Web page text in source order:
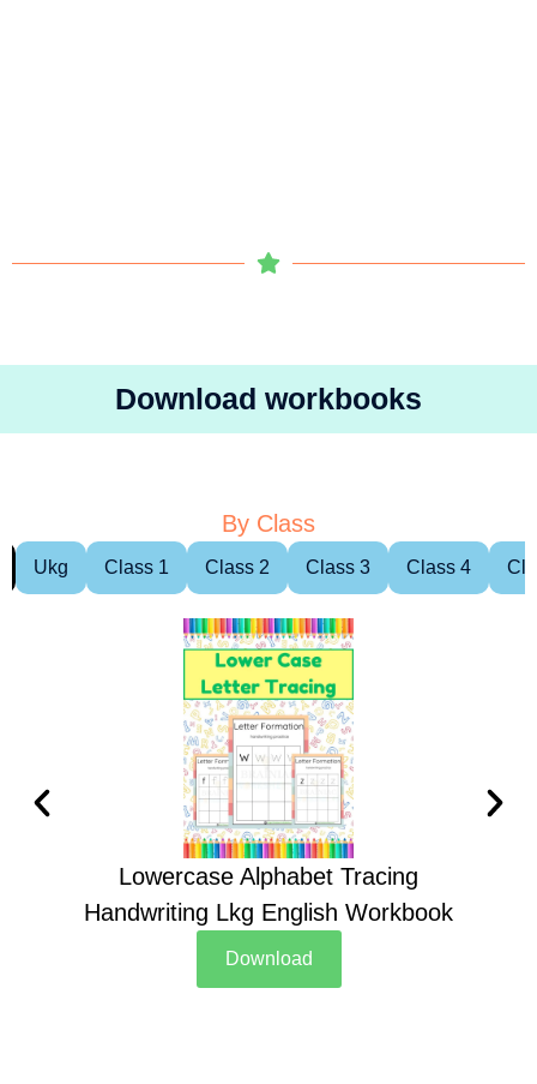
Download workbooks
By Class
Ukg Class 1 Class 2 Class 3 Class 4
Lowercase Alphabet Tracing
Handwriting Lkg English Workbook
Download